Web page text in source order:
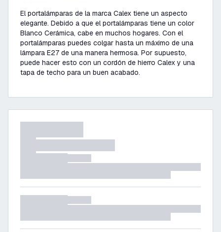
El portalámparas de la marca Calex tiene un aspecto
elegante. Debido a que el portalámparas tiene un color
Blanco Cerámica, cabe en muchos hogares. Con el
portalámparas puedes colgar hasta un máximo de una
lámpara E27 de una manera hermosa. Por supuesto,
puede hacer esto con un cordón de hierro Calex y una
tapa de techo para un buen acabado.